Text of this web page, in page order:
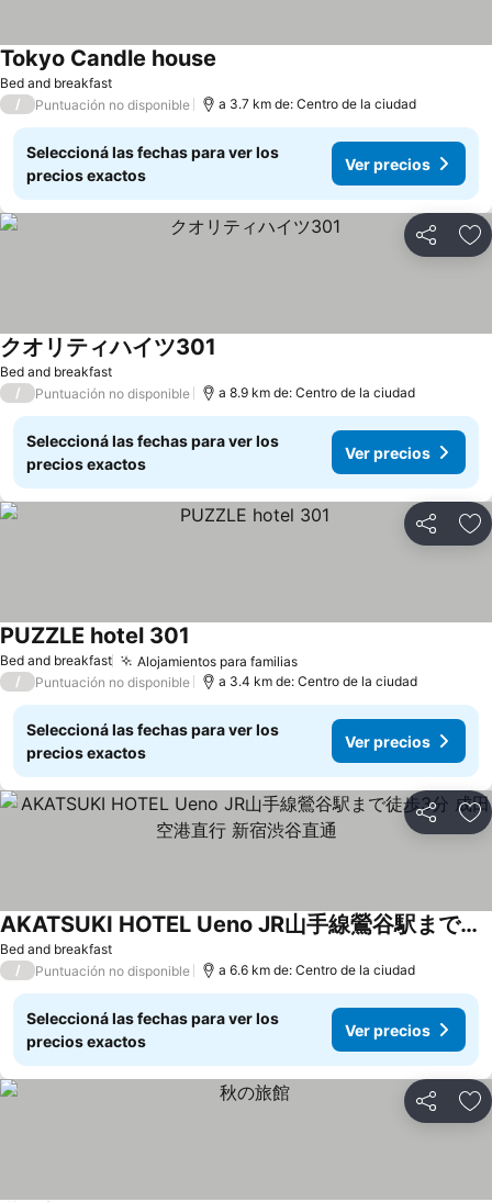
Bed and breakfast
Tokyo Candle house
/ Puntuación no disponible a 3.7 km de: Centro de la ciudad
Seleccioná las fechas para ver los
precios exactos
Ver precios
Compartir
Bed and breakfast
クオリティハイツ301
/ Puntuación no disponible a 8.9 km de: Centro de la ciudad
Seleccioná las fechas para ver los
precios exactos
Ver precios
Compartir
Bed and breakfast Alojamientos para familias
PUZZLE hotel 301
/ Puntuación no disponible a 3.4 km de: Centro de la ciudad
Seleccioná las fechas para ver los
precios exactos
Ver precios
Compartir
Bed and breakfast
AKATSUKI HOTEL Ueno JR山手線鶯谷駅まで徒歩3分 成田空港直行 新宿渋谷直通
/ Puntuación no disponible a 6.6 km de: Centro de la ciudad
Seleccioná las fechas para ver los
precios exactos
Ver precios
Compartir